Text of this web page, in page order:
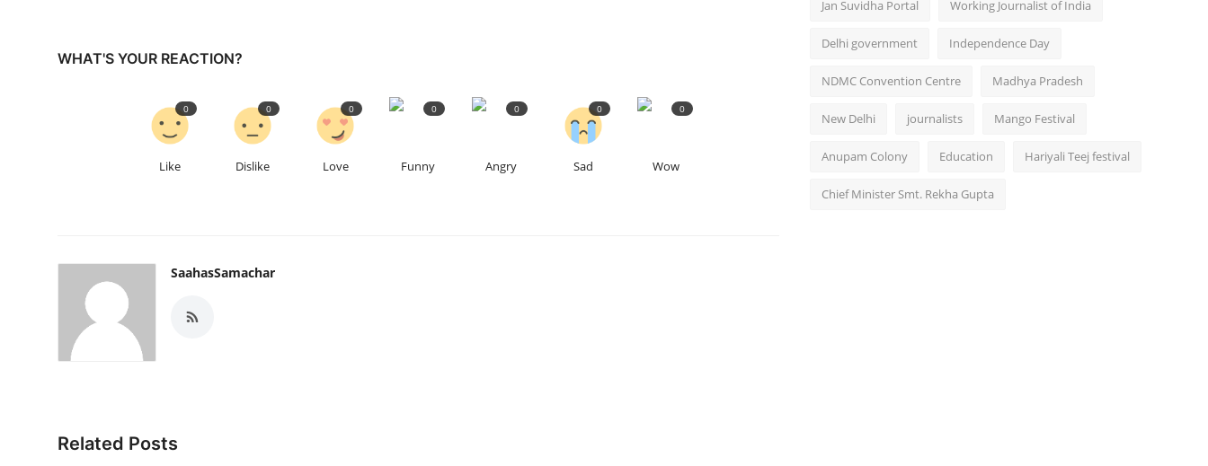
WHAT'S YOUR REACTION?
Like
0
Dislike
0
Love
0
Funny
0
Angry
0
Sad
0
Wow
0
SaahasSamachar
Related Posts
Jan Suvidha Portal Working Journalist of India
Delhi government Independence Day
NDMC Convention Centre Madhya Pradesh
New Delhi journalists Mango Festival
Anupam Colony Education Hariyali Teej festival
Chief Minister Smt. Rekha Gupta